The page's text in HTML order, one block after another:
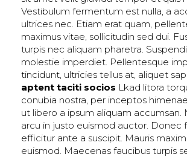
Vestibulum fermentum est nulla, a
ultrices nec. Etiam erat quam,
maximus vitae, sollicitudin sed dui.
turpis nec aliquam pharetra.
molestie imperdiet. Pellentesque
tincidunt, ultricies tellus at, aliquet
aptent taciti socios Lkad litora
conubia nostra, per inceptos
ut libero a ipsum aliquam accumsan.
arcu in justo euismod auctor. Donec
efficitur ante a suscipit. Mauris
euismod. Maecenas faucibus turpis